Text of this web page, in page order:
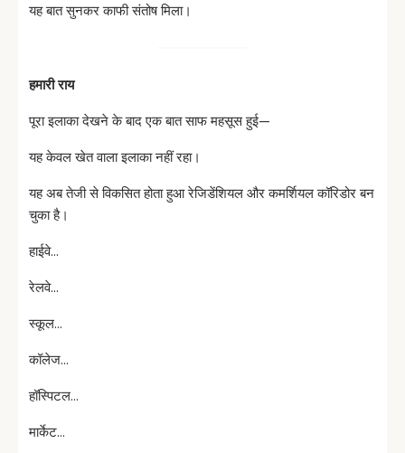
यह बात सुनकर काफी संतोष मिला।
हमारीराय
पूरा इलाका देखने के बाद एक बात साफ महसूस हुई—
यह केवल खेत वाला इलाका नहीं रहा।
यह अब तेजी से विकसित होता हुआ रेजिडेंशियल और कमर्शियल कॉरिडोर बन
चुका है।
हाईवे…
रेलवे…
स्कूल…
कॉलेज…
हॉस्पिटल…
मार्केट…